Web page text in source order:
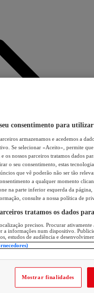
consentimento para utilizar
armazenamos e acedemos a
Se selecionar «Aceito», permite
e os nossos parceiros tratamos dados
o seu consentimento, estas
que vê poderão não ser tão
a qualquer momento
na parte inferior esquerda da página,
consulte a nossa política de
tratamos os dados
precisos. Procurar
a informações num dispositivo.
estudos de audiência e
Mostrar finalidades